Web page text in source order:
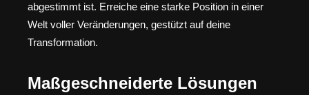
abgestimmt ist. Erreiche eine starke Position in einer
Welt voller Veränderungen, gestützt auf deine
Transformation.
Maßgeschneiderte Lösungen